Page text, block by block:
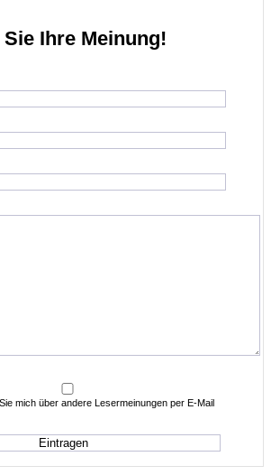
Ihre Meinung!
mich über andere Lesermeinungen per E-Mail